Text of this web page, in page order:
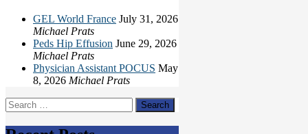
GEL World France July 31, 2026
Michael Prats
Peds Hip Effusion June 29, 2026
Michael Prats
Physician Assistant POCUS May
8, 2026 Michael Prats
Search
for: